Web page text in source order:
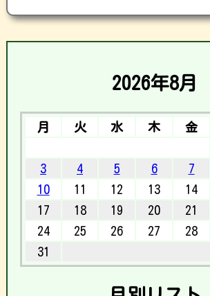
2026年8月
月 火 水 木 金
3
4 5 6 7
10
11 12 13 14
17
18 19 20 21
24
25 26 27 28
31